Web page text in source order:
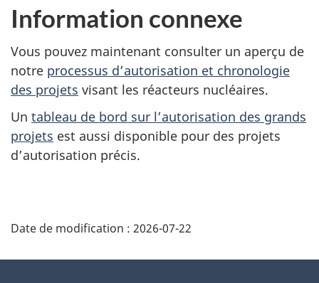
Information connexe
Vous pouvez maintenant consulter un aperçu de
notre processus d’autorisation et chronologie
des projets visant les réacteurs nucléaires.
Un tableau de bord sur l’autorisation des grands
projets est aussi disponible pour des projets
d’autorisation précis.
é
Date de modification : 2026-07-22